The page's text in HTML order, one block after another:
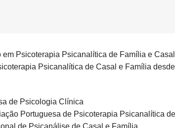
Psicoterapia Psicanalítica de Família e
Psicanalítica de Casal e Família
de Psicologia Clínica
Portuguesa de Psicoterapia Psicanalítica
de Psicanálise de Casal e Família